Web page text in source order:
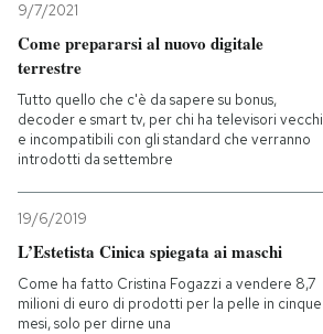
9/7/2021
Come prepararsi al nuovo digitale
terrestre
Tutto quello che c'è da sapere su bonus,
decoder e smart tv, per chi ha televisori vecchi
e incompatibili con gli standard che verranno
introdotti da settembre
19/6/2019
L’Estetista Cinica spiegata ai maschi
Come ha fatto Cristina Fogazzi a vendere 8,7
milioni di euro di prodotti per la pelle in cinque
mesi, solo per dirne una